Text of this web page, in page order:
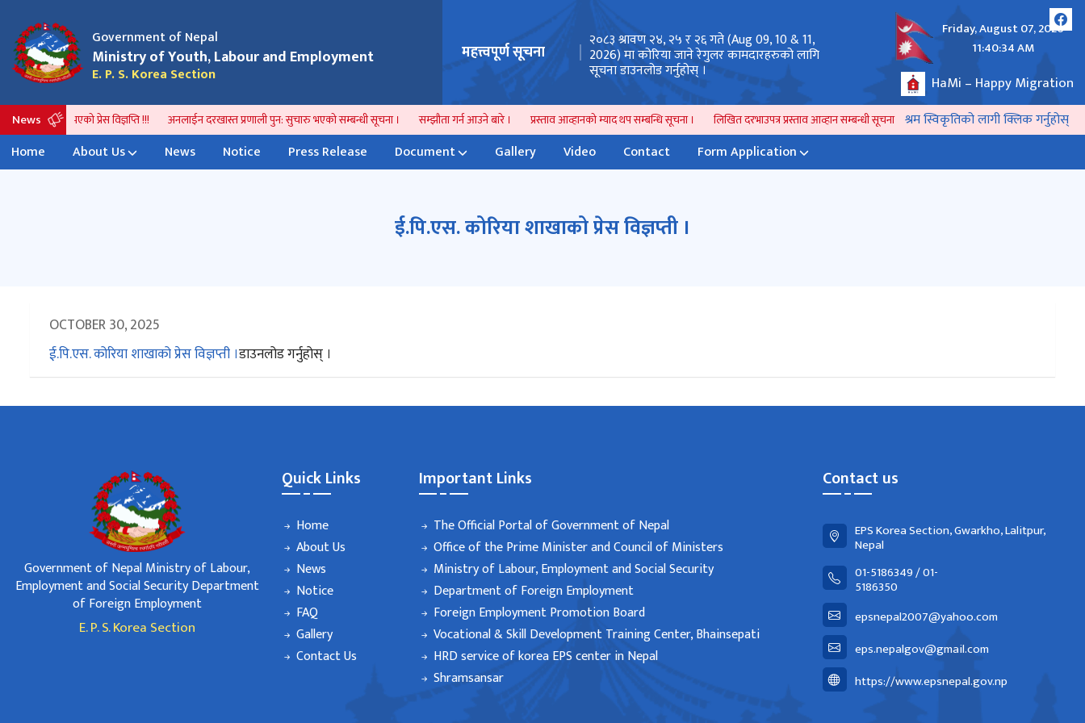
Government of Nepal
Ministry of Youth, Labour and Employment
E. P. S. Korea Section
महत्त्वपूर्ण सूचना
आवेदन प्रकृया हाललाई स्थगित गरिएको सम्बन्धमा । भिषा तथा सेवा शुल्क वापतको रकम बुझाउने स्थान
परिवर्तन सम्बन्धी अत्यन्त जरुरी सूचना ।
२०८३ श्रावण २४, २५ र २६ गते (Aug 09, 10 & 11,
2026) मा कोरिया जाने रेगुलर कामदारहरुको लागि
सूचना डाउनलोड गर्नुहोस् ।
अनलाईन दरखास्त पेश गर्ने तथा राहदानी सम्बन्धमा ।
Friday, August 07, 2026
11:40:34 AM
HaMi – Happy Migration
Newsजारी भएको प्रेस विज्ञप्ति !!! अनलाईन दरखास्त प्रणाली पुन: सुचारु भएको सम्बन्धी सूचना । सम्झौता गर्न आउने बारे । प्रस्ताव आव्हानको म्याद थप सम्बन्धि सूचना । लिखित दरभाउपत्र प्रस्ताव आव्हान सम्बन्धी सूचना !! प्रेश विज्ञप्ती । Revised_२०८२ भाद्र
श्रम स्विकृतिको लागी क्लिक गर्नुहोस्
Home
About Us News Notice Press Release Document Gallery Video Contact Form Application
ई.पि.एस. कोरिया शाखाको प्रेस विज्ञप्ती ।
OCTOBER 30, 2025
ई.पि.एस. कोरिया शाखाको प्रेस विज्ञप्ती ।डाउनलोड गर्नुहोस् ।
Government of Nepal Ministry of Labour,
Employment and Social Security Department
of Foreign Employment
E. P. S. Korea Section
Quick Links
Home
About Us
News
Notice
FAQ
Gallery
Contact Us
Important Links
The Official Portal of Government of Nepal
Office of the Prime Minister and Council of Ministers
Ministry of Labour, Employment and Social Security
Department of Foreign Employment
Foreign Employment Promotion Board
Vocational & Skill Development Training Center, Bhainsepati
HRD service of korea EPS center in Nepal
Shramsansar
Contact us
EPS Korea Section, Gwarkho, Lalitpur,
Nepal
01-5186349 / 01-
5186350
epsnepal2007@yahoo.com
eps.nepalgov@gmail.com
https://www.epsnepal.gov.np